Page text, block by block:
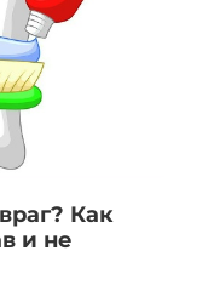
Как
и не